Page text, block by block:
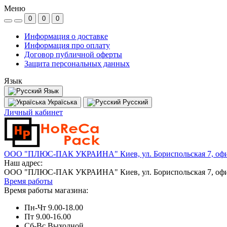
Меню
0 0 0
Информация о доставке
Информация про оплату
Договор публичной оферты
Защита персональных данных
Язык
Язык
Україська
Русский
Личный кабинет
ООО "ПЛЮС-ПАК УКРАИНА" Киев, ул. Бориспольская 7,
Наш адрес:
ООО "ПЛЮС-ПАК УКРАИНА" Киев, ул. Бориспольская 7,
Время работы
Время работы магазина:
Пн-Чт 9.00-18.00
Пт 9.00-16.00